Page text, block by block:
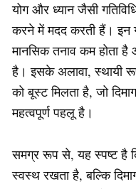
योग और ध्यान जैसी
करने में मदद करती हैं। इन
मानसिक तनाव कम होता है
है। इसके अलावा, स्थायी
को बूस्ट मिलता है, जो
महत्वपूर्ण पहलू है।
समग्र रूप से, यह स्पष्ट है
स्वस्थ रखता है, बल्कि